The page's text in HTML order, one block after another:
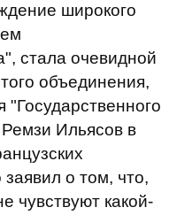
широкого
стала очевидной
объединения,
"Государственного
Ильясов в
о том, что,
чувствуют какой-